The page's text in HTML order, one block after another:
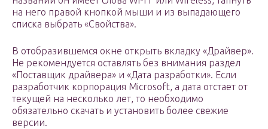
на него правой кнопкой мыши и из выпадающего
списка выбрать «Свойства».
В отобразившемся окне открыть вкладку «Драйвер».
Не рекомендуется оставлять без внимания раздел
«Поставщик драйвера» и «Дата разработки». Если
разработчик корпорация Microsoft, а дата отстает от
текущей на несколько лет, то необходимо
обязательно скачать и установить более свежие
версии.